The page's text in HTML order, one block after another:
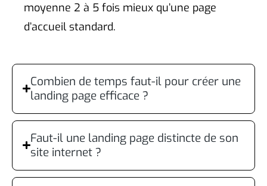
moyenne 2 à 5 fois mieux qu’une page
d’accueil standard.
Combien de temps faut-il pour créer une
landing page efficace ?
Faut-il une landing page distincte de son
site internet ?